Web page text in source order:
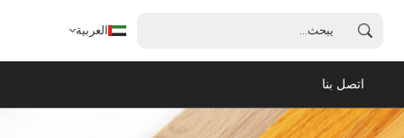
العربية
العربية
اتصل بنا